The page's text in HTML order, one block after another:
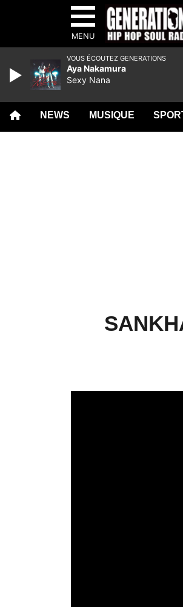
MENU
NEWS MUSIQUE
VOUS ÉCOUTEZ GENERATIONS
Aya Nakamura
Sexy Nana